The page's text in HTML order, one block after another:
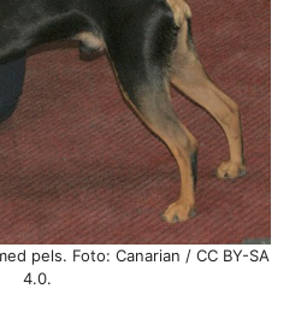
pels. Foto: Canarian / CC BY-SA
4.0.